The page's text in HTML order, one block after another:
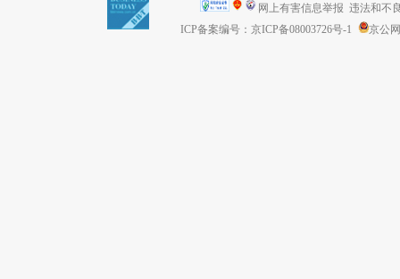
网上有害信息举报 违法和不
ICP备案编号：京ICP备08003726号-1
京公